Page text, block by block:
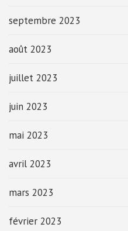
septembre 2023
août 2023
juillet 2023
juin 2023
mai 2023
avril 2023
mars 2023
février 2023